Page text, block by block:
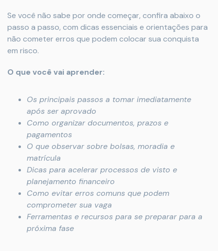
Se você não sabe por onde começar, confira abaixo o
passo a passo, com dicas essenciais e orientações para
não cometer erros que podem colocar sua conquista
em risco.
O que você vai aprender:
Os principais passos a tomar imediatamente
após ser aprovado
Como organizar documentos, prazos e
pagamentos
O que observar sobre bolsas, moradia e
matrícula
Dicas para acelerar processos de visto e
planejamento financeiro
Como evitar erros comuns que podem
comprometer sua vaga
Ferramentas e recursos para se preparar para a
próxima fase